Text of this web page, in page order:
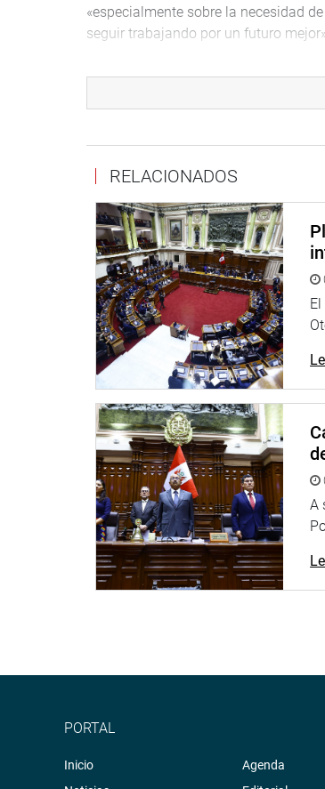
«especialmente sobre la necesidad
seguir trabajando por un futuro mejor».
RELACIONADOS
A
PORTAL
Inicio
Agenda